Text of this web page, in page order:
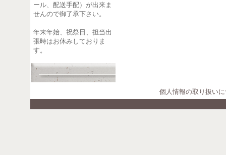
ール、配送手配）が出来ま
せんので御了承下さい。
年末年始、祝祭日、担当出
張時はお休みしておりま
す。
個人情報の取り扱い